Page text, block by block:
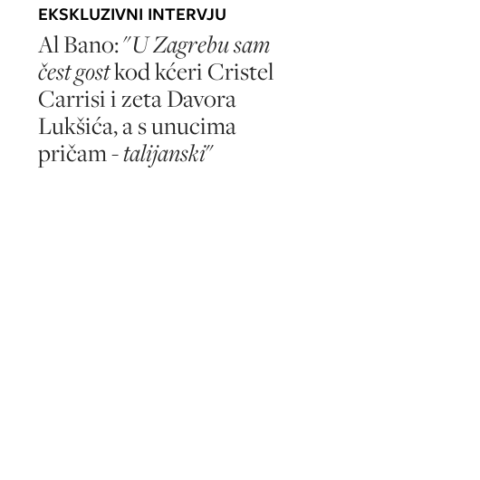
EKSKLUZIVNI INTERVJU
Al Bano: "U Zagrebu sam
čest gostkod kćeri Cristel
Carrisi i zeta Davora
Lukšića, a s unucima
pričam -talijanski"